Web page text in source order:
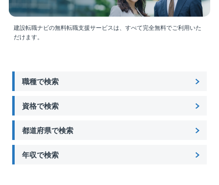
建設転職ナビの無料転職支援サービスは、すべて完全無料でご利用いた
だけます。
職種で検索
資格で検索
都道府県で検索
年収で検索